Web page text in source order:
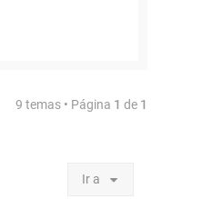
9 temas • Página 1 de 1
Ir a